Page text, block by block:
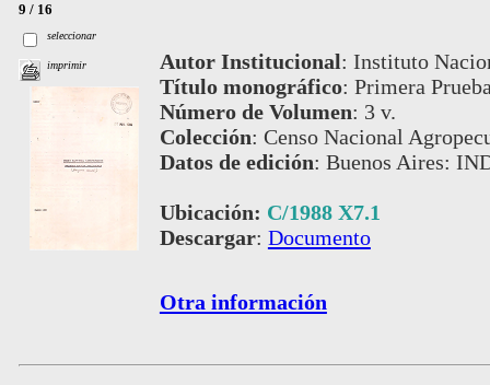
9 / 16
seleccionar
imprimir Autor Institucional: Instituto
Título monográfico: Primera
Número de Volumen: 3 v.
Colección: Censo Nacional
Datos de edición: Buenos Aires:
Ubicación: C/1988 X7.1
Descargar: Documento
Otra información